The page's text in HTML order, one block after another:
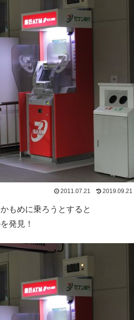
2011.07.21 2019.09.21
もめに乗ろうとすると
発見！